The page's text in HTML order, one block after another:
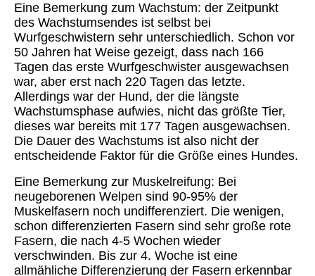
Eine Bemerkung zum Wachstum: der Zeitpunkt
des Wachstumsendes ist selbst bei
Wurfgeschwistern sehr unterschiedlich. Schon vor
50 Jahren hat Weise gezeigt, dass nach 166
Tagen das erste Wurfgeschwister ausgewachsen
war, aber erst nach 220 Tagen das letzte.
Allerdings war der Hund, der die längste
Wachstumsphase aufwies, nicht das größte Tier,
dieses war bereits mit 177 Tagen ausgewachsen.
Die Dauer des Wachstums ist also nicht der
entscheidende Faktor für die Größe eines Hundes.
Eine Bemerkung zur Muskelreifung: Bei
neugeborenen Welpen sind 90-95% der
Muskelfasern noch undifferenziert. Die wenigen,
schon differenzierten Fasern sind sehr große rote
Fasern, die nach 4-5 Wochen wieder
verschwinden. Bis zur 4. Woche ist eine
allmähliche Differenzierung der Fasern erkennbar